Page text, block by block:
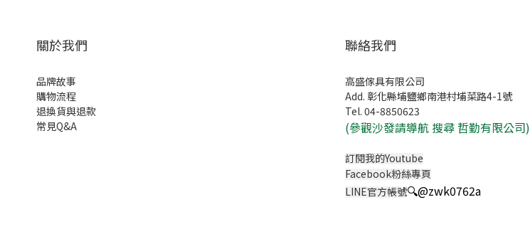
關於我們
品牌故事
購物流程
退換貨與退款
常見Q&A
聯絡我們
高盛傢具有限公司
Add. 彰化縣埔鹽鄉南港村埔菜路4-1號
Tel. 04-8850623
(參觀沙發請導航 搜尋 哲勤有限公司)
訂閱我的Youtube
Facebook粉絲專頁
LINE官方帳號🔍@zwk0762a